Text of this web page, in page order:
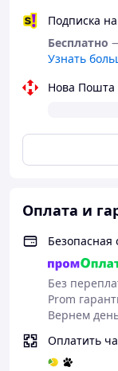
хорошего
Данный
Подписка
Бесплатно
Узнать
Нова Пошта
Оплата и
Безопасная
Без
Prom
Вернем
Оплатить